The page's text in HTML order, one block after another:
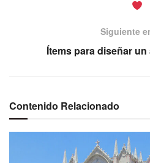
Siguiente
Ítems para diseñar
Contenido Relacionado